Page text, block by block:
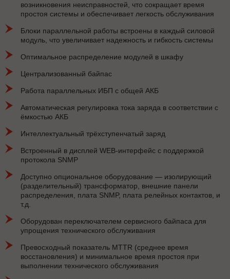
возникновения неисправностей, что сокращает время
простоя системы и обеспечивает легкость обслуживания
Блоки параллельной работы встроены в каждый силовой
модуль, что увеличивает надежность и гибкость системы
Оптимальное распределение модулей в шкафу
Централизованный байпас
Работа параллельных ИБП с общей АКБ
Автоматическая регулировка тока заряда в соответствии с
ёмкостью АКБ
Интеллектуальный трёхступенчатый заряд
Встроенный в дисплей WEB-интерфейс с поддержкой
протокола SNMP
Доступно опциональное оборудование — изолирующий
(разделительный) трансформатор, внешние панели
распределения, плата SNMP, плата релейных контактов, и
т.д.
Оборудован переключателем сервисного байпаса для
упрощения технического обслуживания
Превосходный показатель MTTR (среднее время
восстановления) и минимальное время простоя при
выполнении технического обслуживания